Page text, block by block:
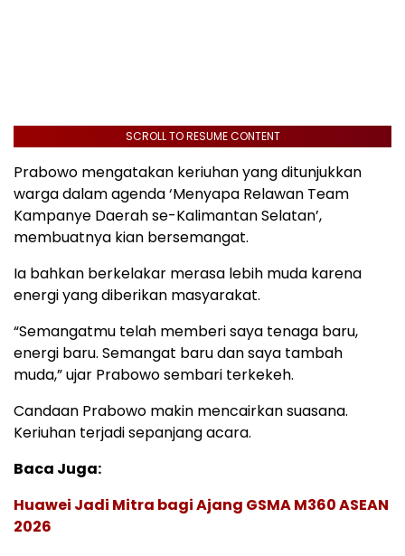
SCROLL TO RESUME CONTENT
Prabowo mengatakan keriuhan yang ditunjukkan
warga dalam agenda ‘Menyapa Relawan Team
Kampanye Daerah se-Kalimantan Selatan’,
membuatnya kian bersemangat.
Ia bahkan berkelakar merasa lebih muda karena
energi yang diberikan masyarakat.
“Semangatmu telah memberi saya tenaga baru,
energi baru. Semangat baru dan saya tambah
muda,” ujar Prabowo sembari terkekeh.
Candaan Prabowo makin mencairkan suasana.
Keriuhan terjadi sepanjang acara.
Baca Juga:
Huawei Jadi Mitra bagi Ajang GSMA M360 ASEAN
2026